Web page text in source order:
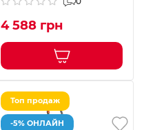
4 588 грн
Топ продаж
-5% ОНЛАЙН